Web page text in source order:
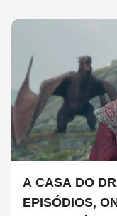
A CASA DO
EPISÓDIOS,